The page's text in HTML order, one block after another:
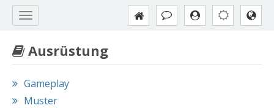
Ausrüstung
Gameplay
Muster